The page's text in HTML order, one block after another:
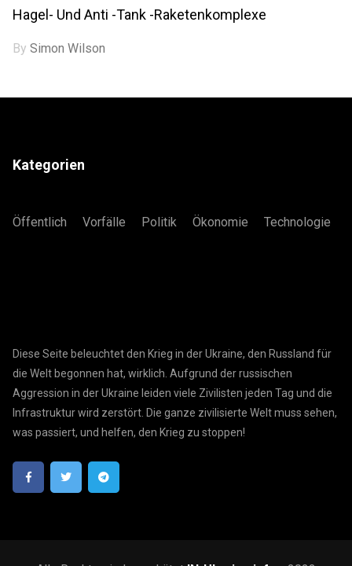
Hagel- Und Anti -Tank -Raketenkomplexe
BySimon Wilson
Kategorien
Öffentlich Vorfälle Politik Ökonomie Technologie
Diese Seite beleuchtet den Krieg in der Ukraine, den Russland für
die Welt begonnen hat, wirklich. Aufgrund der russischen
Aggression in der Ukraine leiden viele Zivilisten jeden Tag und die
Infrastruktur wird zerstört. Die ganze zivilisierte Welt muss sehen,
was passiert, und helfen, den Krieg zu stoppen!